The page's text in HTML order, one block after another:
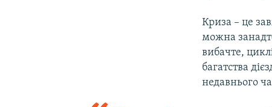
Криза – це
можна
вибачте,
багатства
недавнього